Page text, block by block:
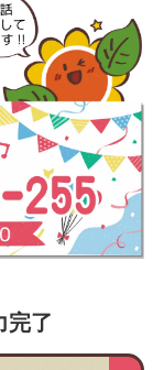
完了